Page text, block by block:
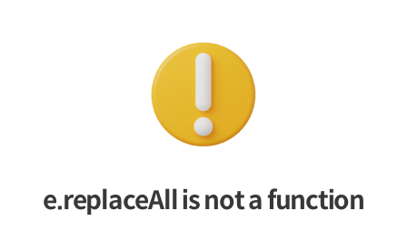
e.replaceAll is not a function